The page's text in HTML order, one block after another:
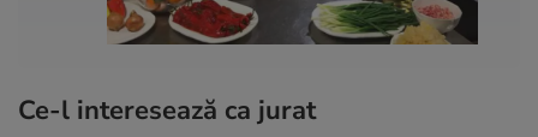
Ce-l interesează ca jurat